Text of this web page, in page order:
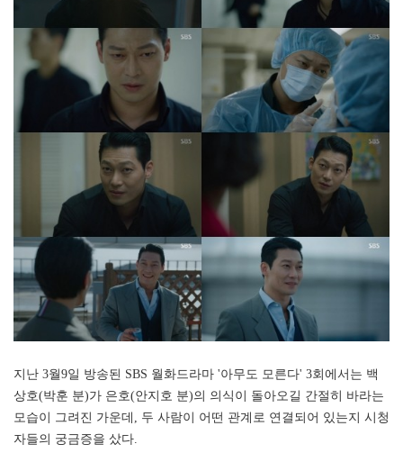
지난 3월9일 방송된 SBS 월화드라마 '아무도 모른다' 3회에서는 백
상호(박훈 분)가 은호(안지호 분)의 의식이 돌아오길 간절히 바라는
모습이 그려진 가운데, 두 사람이 어떤 관계로 연결되어 있는지 시청
자들의 궁금증을 샀다.